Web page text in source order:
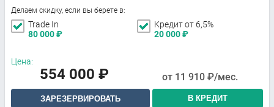
Делаем скидку, если вы берете в:
Trade In
80 000₽
Кредит от 6,5%
20 000₽
Цена:
554 000 ₽ от 11 910 ₽/мес.
ЗАРЕЗЕРВИРОВАТЬ В КРЕДИТ